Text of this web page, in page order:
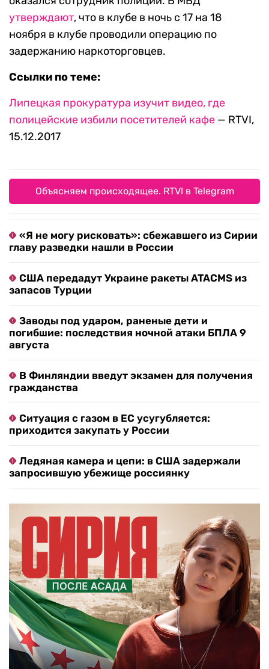
утверждают, что в клубе в ночь с 17 на 18
ноября в клубе проводили операцию по
задержанию наркоторговцев.
Ссылки по теме:
Липецкая прокуратура изучит видео, где
полицейские избили посетителей кафе — RTVI,
15.12.2017
Объясняем происходящее. RTVI в Telegram
«Я не могу рисковать»: сбежавшего из Сирии
главу разведки нашли в России
США передадут Украине ракеты ATACMS из
запасов Турции
Заводы под ударом, раненые дети и
погибшие: последствия ночной атаки БПЛА 9
августа
В Финляндии введут экзамен для получения
гражданства
Ситуация с газом в ЕС усугубляется:
приходится закупать у России
Ледяная камера и цепи: в США задержали
запросившую убежище россиянку